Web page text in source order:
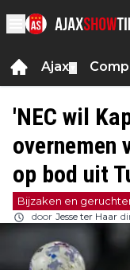
Ajax
'NEC wil
overnemen
op bod uit
Bijzaken en
door Jesse ter Haar